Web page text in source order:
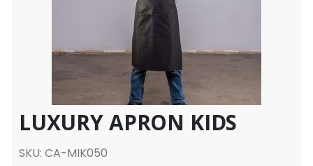
LUXURY APRON KIDS
SKU: CA-MIK050